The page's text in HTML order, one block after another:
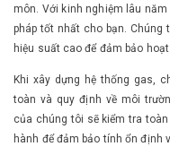
môn. Với kinh nghiệm lâu
pháp tốt nhất cho bạn.
hiệu suất cao để đảm bảo
Khi xây dựng hệ thống gas,
toàn và quy định về môi
của chúng tôi sẽ kiểm tra
hành để đảm bảo tính ổn định